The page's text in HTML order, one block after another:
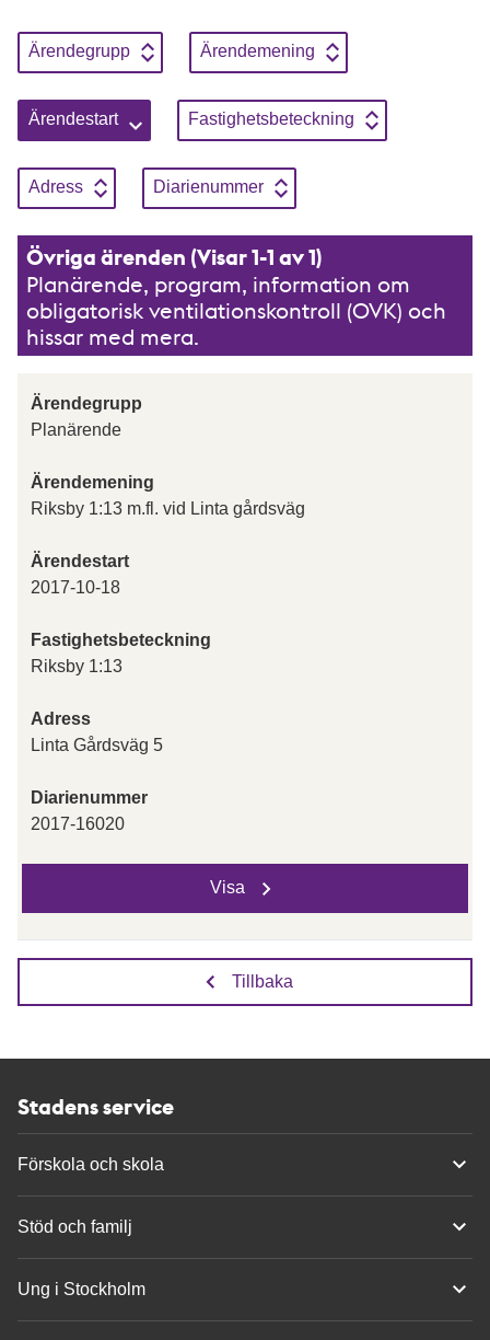
Sortera genom att klicka på knapparna, enbart en sortering
Sortera på
ÄrendegruppStigande Sortera på
Ärendemening Stigande
Sortera på
ÄrendestartStigande Sortera på
Fastighetsbeteckning Stigande
Sortera på
AdressStigande Sortera på
DiarienummerStigande
Övriga ärenden (Visar 1-1 av 1)
Planärende, program, information om
obligatorisk ventilationskontroll (OVK) och
hissar med mera.
Ärendegrupp
Planärende
Ärendemening
Riksby 1:13 m.fl. vid Linta gårdsväg
Ärendestart
2017-10-18
Fastighetsbeteckning
Riksby 1:13
Adress
Linta Gårdsväg 5
Diarienummer
2017-16020
Visa
Tillbaka
Stadens service
Förskola och skola
Stöd och familj
Ung i Stockholm